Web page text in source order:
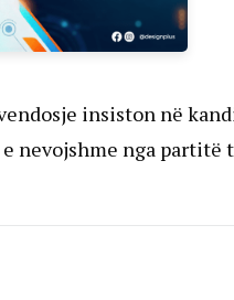
insiston në
nevojshme nga